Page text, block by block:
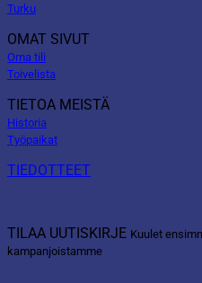
Turku
OMAT SIVUT
Oma tili
Toivelista
TIETOA MEISTÄ
Historia
Työpaikat
TIEDOTTEET
TILAA UUTISKIRJE Kuulet
kampanjoistamme